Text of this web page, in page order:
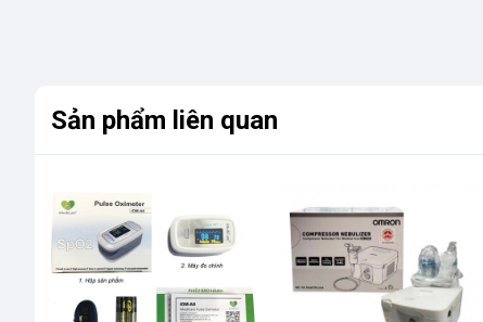
Sản phẩm liên quan